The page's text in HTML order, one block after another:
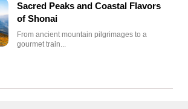
Sacred Peaks and Coastal Flavors
of Shonai
From ancient mountain pilgrimages to a
gourmet train...